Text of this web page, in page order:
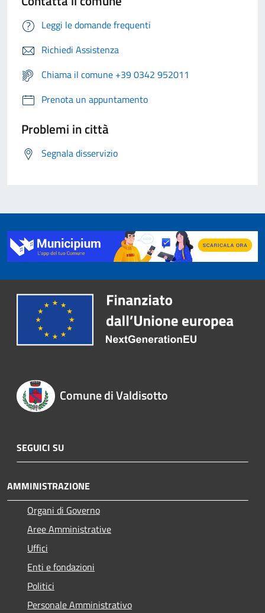
Leggi le domande frequenti
Richiedi Assistenza
Chiama il comune +39 0342 952011
Prenota un appuntamento
Problemi in città
Segnala disservizio
Comune di Valdisotto
SEGUICI SU
AMMINISTRAZIONE
Organi di Governo
Aree Amministrative
Uffici
Enti e fondazioni
Politici
Personale Amministrativo